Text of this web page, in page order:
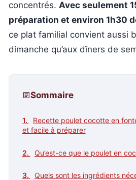
concentrés. Avec seulement
préparation et environ 1h30
ce plat familial convient aussi
dimanche qu’aux dîners de
Sommaire
Recette poulet cocotte en
et facile à préparer
Qu’est-ce que le poulet en
Quels sont les ingrédients